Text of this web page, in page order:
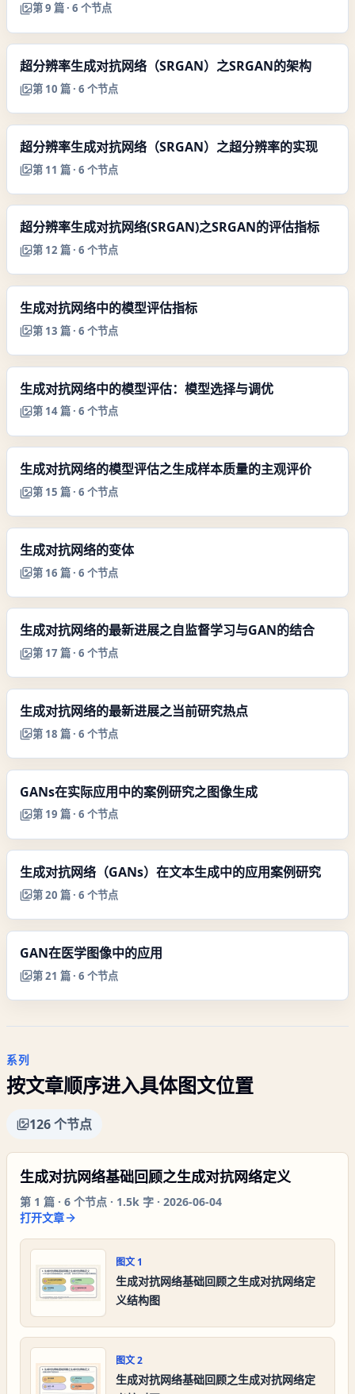
第9 篇 · 6 个节点
超分辨率生成对抗网络（SRGAN）之SRGAN的架构
第 10 篇 · 6 个节点
超分辨率生成对抗网络（SRGAN）之超分辨率的实现
第 11 篇 · 6 个节点
超分辨率生成对抗网络(SRGAN)之SRGAN的评估指标
第 12 篇 · 6 个节点
生成对抗网络中的模型评估指标
第 13 篇 · 6 个节点
生成对抗网络中的模型评估：模型选择与调优
第 14篇 · 6 个节点
生成对抗网络的模型评估之生成样本质量的主观评价
第 15 篇 · 6 个节点
生成对抗网络的变体
第 16 篇 · 6 个节点
生成对抗网络的最新进展之自监督学习与GAN的结合
第 17 篇 · 6 个节点
生成对抗网络的最新进展之当前研究热点
第 18 篇 · 6 个节点
GANs在实际应用中的案例研究之图像生成
第 19 篇 · 6 个节点
生成对抗网络（GANs）在文本生成中的应用案例研究
第20 篇 · 6 个节点
GAN在医学图像中的应用
第21 篇 · 6 个节点
系列
按文章顺序进入具体图文位置
126个节点
生成对抗网络基础回顾之生成对抗网络定义
第 1 篇 · 6 个节点 · 1.5k 字 · 2026-06-04
打开文章
图文 1
生成对抗网络基础回顾之生成对抗网络定
义结构图
图文2
生成对抗网络基础回顾之生成对抗网络定